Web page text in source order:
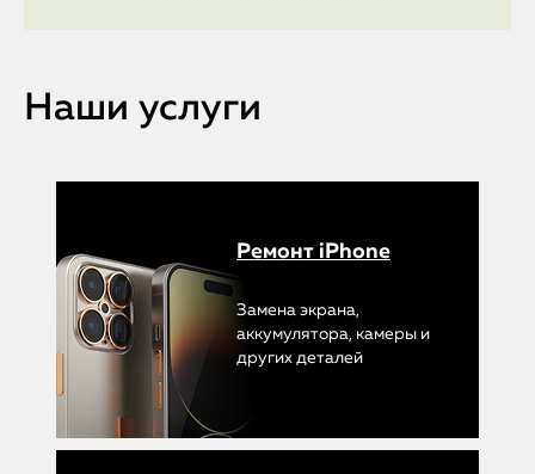
Наши услуги
Ремонт iPhone
Замена экрана,
аккумулятора, камеры и
других деталей